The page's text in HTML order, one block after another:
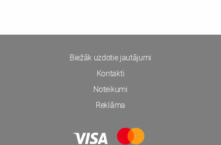
Biežāk uzdotie jautājumi
Kontakti
Noteikumi
Reklāma